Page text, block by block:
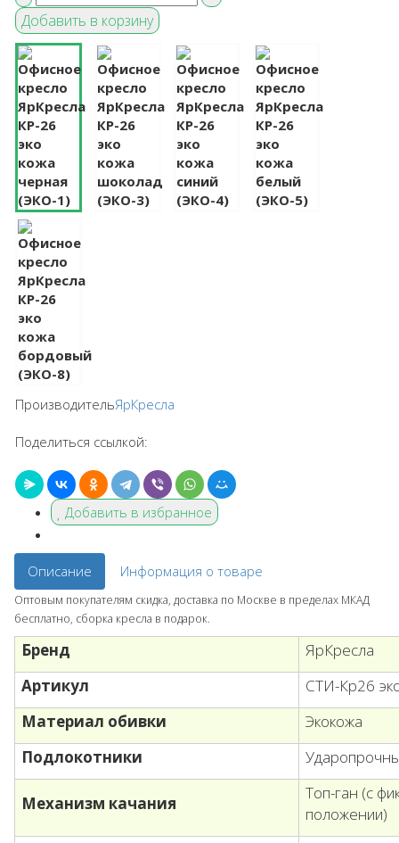
ПроизводительЯрКресла
Поделиться ссылкой:
Добавить в избранное
Описание Информация о товаре
Оптовым покупателям скидка, доставка по Москве в пределах МКАД
бесплатно, сборка кресла в подарок.
Бренд
ЯрКресла
Артикул
СТИ-Кр26
Материал обивки
Экокожа
Подлокотники
Механизм качания
Топ-ган (с
положении)